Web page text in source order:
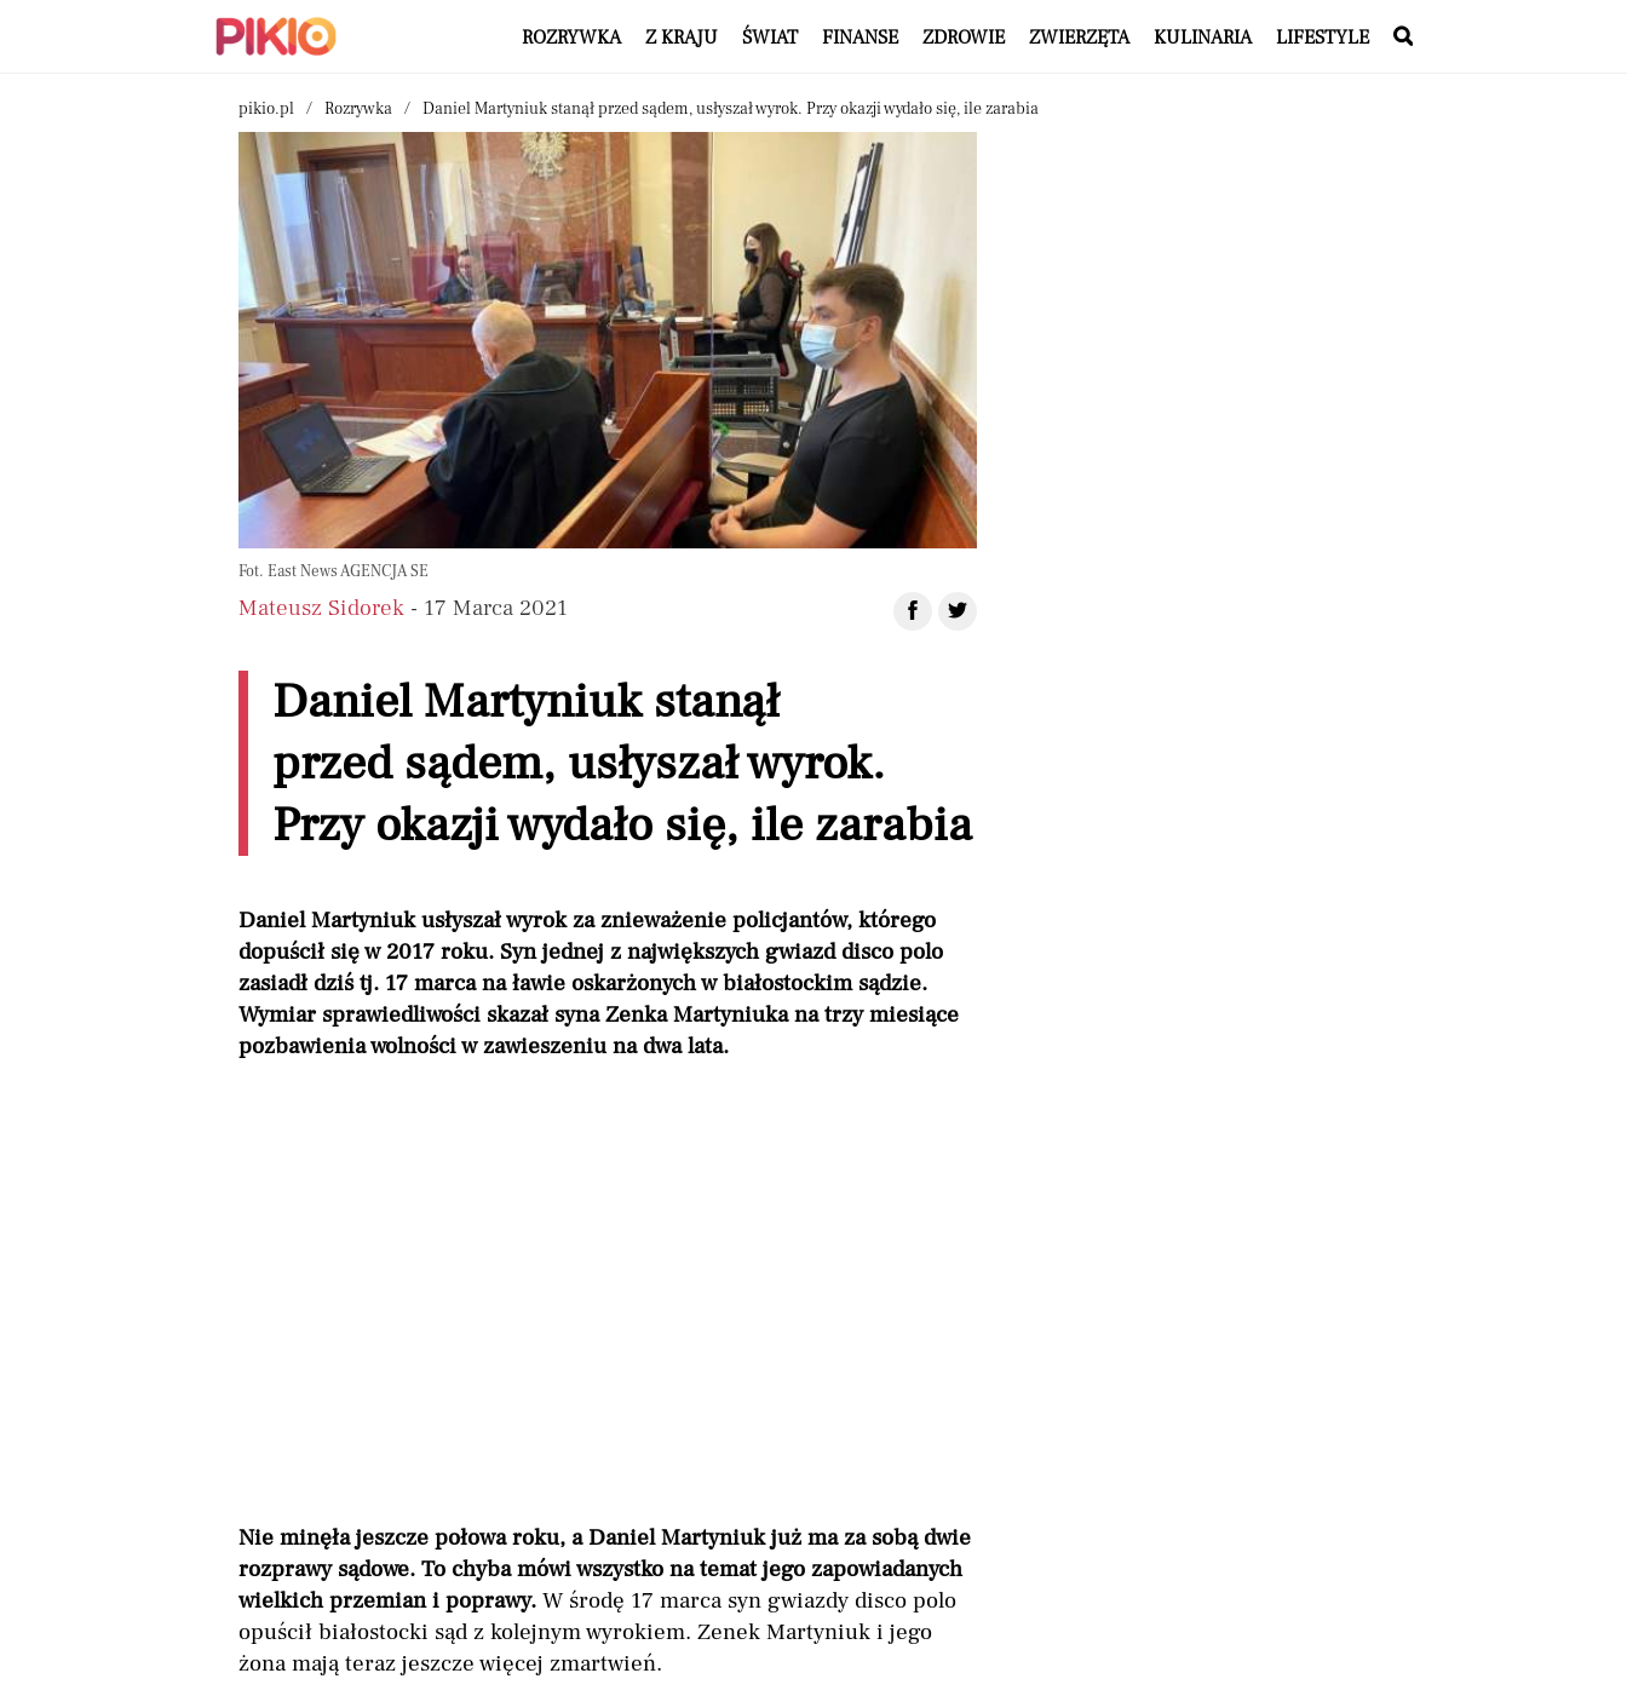
ROZRYWKA Z KRAJU ŚWIAT FINANSE ZDROWIE ZWIERZĘTA KULINARIA LIFESTYLE
pikio.pl Rozrywka Daniel Martyniuk stanął przed sądem, usłyszał wyrok. Przy okazji wydało się, ile zarabia
Fot. East News AGENCJA SE
Mateusz Sidorek - 17 Marca 2021
Daniel Martyniuk stanął
przed sądem, usłyszał wyrok.
Przy okazji wydało się, ile zarabia
Daniel Martyniuk usłyszał wyrok za znieważenie policjantów, którego
dopuścił się w 2017 roku. Syn jednej z największych gwiazd disco polo
zasiadł dziś tj. 17 marca na ławie oskarżonych w białostockim sądzie.
Wymiar sprawiedliwości skazał syna Zenka Martyniuka na trzy miesiące
pozbawienia wolności w zawieszeniu na dwa lata.
Nie minęła jeszcze połowa roku, a Daniel Martyniuk już ma za sobą dwie
rozprawy sądowe. To chyba mówi wszystko na temat jego zapowiadanych
wielkich przemian i poprawy. W środę 17 marca syn gwiazdy disco polo
opuścił białostocki sąd z kolejnym wyrokiem. Zenek Martyniuk i jego
żona mają teraz jeszcze więcej zmartwień.